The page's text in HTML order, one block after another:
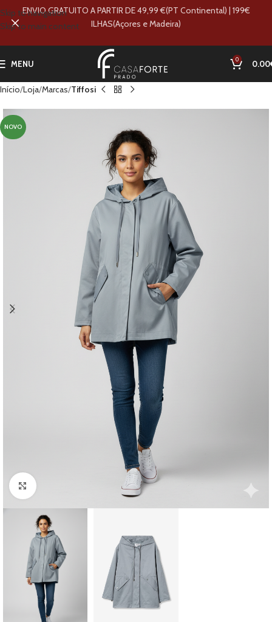
Skip to navigation
Skip to main content
MENU 0 0.00
Início Loja Marcas Tiffosi
NOVO
Clique para ampliar
ENVIO GRATUITO A PARTIR DE 49,99 €(PT Continental) | 199€
ILHAS(Açores e Madeira)